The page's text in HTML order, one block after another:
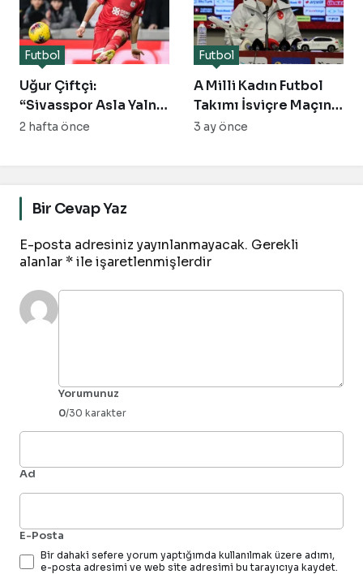
Uğur Çiftçi:
“Sivasspor Asla Yalnız
Kalmaz, Yeni Sezona
Futbol
2 hafta önce
A Milli Kadın Futbol
Takımı İsviçre Maçına
Hazır
Futbol
3 ay önce
Bir Cevap Yaz
E-posta adresiniz yayınlanmayacak. Gerekli
alanlar*ile işaretlenmişlerdir
Yorumunuz
0/30 karakter
Ad
E-Posta
Bir dahaki sefere yorum yaptığımda kullanılmak üzere adımı,
e-posta adresimi ve web site adresimi bu tarayıcıya kaydet.